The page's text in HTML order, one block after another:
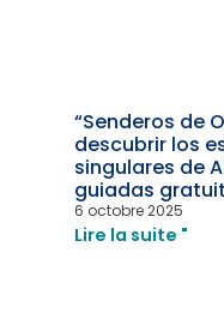
“Senderos de
descubrir los
singulares de
guiadas
6 octobre 2025
Lire la suite "